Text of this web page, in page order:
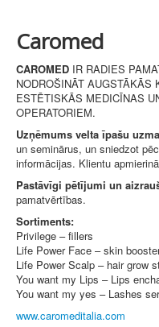
Caromed
CAROMED IR RADIES
NODROŠINĀT AUGSTĀKĀS
ESTĒTISKĀS MEDICĪNAS
OPERATORIEM.
Uzņēmums velta īpašu
un seminārus, un sniedzot
informācijas. Klientu
Pastāvīgi pētījumi un
pamatvērtības.
Sortiments:
Privilege – fillers
Life Power Face – skin
Life Power Scalp – hair grow
You want my Lips – Lips
You want my yes – Lashes
www.caromeditalia.com